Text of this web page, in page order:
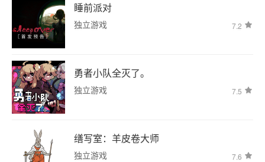
睡前派对
独立游戏 7.2
勇者小队全灭了。
独立游戏 7.5
缮写室：羊皮卷大师
独立游戏 7.6